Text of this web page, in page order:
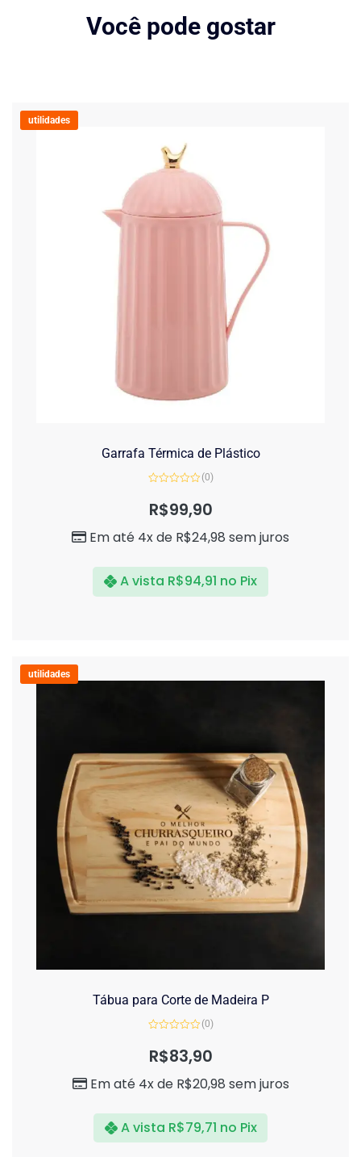
Você pode gostar
utilidades
Garrafa Térmica de Plástico
de
(0)
R$99,90
Em até 4x de R$24,98 sem juros
A vista R$94,91 no Pix
utilidades
Tábua para Corte de Madeira P
de
(0)
R$83,90
Em até 4x de R$20,98 sem juros
A vista R$79,71 no Pix